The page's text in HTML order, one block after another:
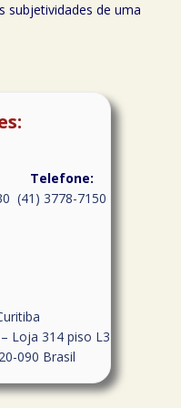
subjetividades de uma
Telefone:
(41) 3778-7150
Loja 314 piso L3
090 Brasil